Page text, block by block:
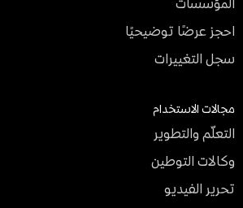
المؤسسات
احجز عرضًا توضيحيًا
سجل التغييرات
مجالات الاستخدام
التعلّم والتطوير
وكالات التوطين
تحرير الفيديو